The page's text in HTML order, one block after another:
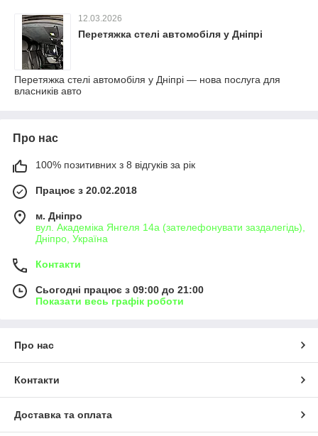
12.03.2026
Перетяжка стелі автомобіля у Дніпрі
Перетяжка стелі автомобіля у Дніпрі — нова послуга для
власників авто
Про нас
100% позитивних з 8 відгуків за рік
Працює з 20.02.2018
м. Дніпро
вул. Академіка Янгеля 14а (зателефонувати заздалегідь),
Дніпро, Україна
Контакти
Сьогодні працює з 09:00 до 21:00
Показати весь графік роботи
Про нас
Контакти
Доставка та оплата